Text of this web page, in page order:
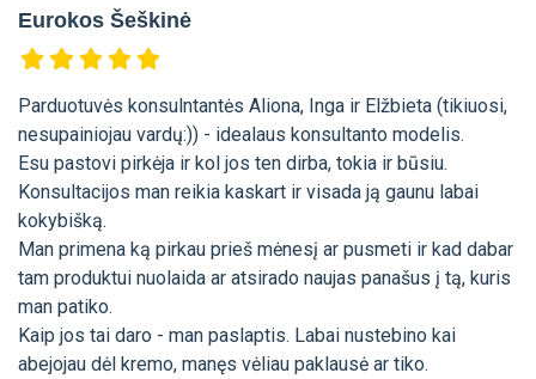
Eurokos Šeškinė
Parduotuvės konsulntantės Aliona, Inga ir Elžbieta (tikiuosi,
nesupainiojau vardų:)) - idealaus konsultanto modelis.
Esu pastovi pirkėja ir kol jos ten dirba, tokia ir būsiu.
Konsultacijos man reikia kaskart ir visada ją gaunu labai
kokybišką.
Man primena ką pirkau prieš mėnesį ar pusmeti ir kad dabar
tam produktui nuolaida ar atsirado naujas panašus į tą, kuris
man patiko.
Kaip jos tai daro - man paslaptis. Labai nustebino kai
abejojau dėl kremo, manęs vėliau paklausė ar tiko.